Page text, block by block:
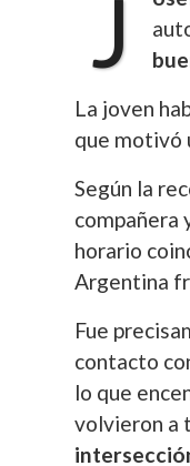
J
La joven
que motivó
Según la
compañera
horario
Argentina
Fue
contacto
lo que
volvieron a